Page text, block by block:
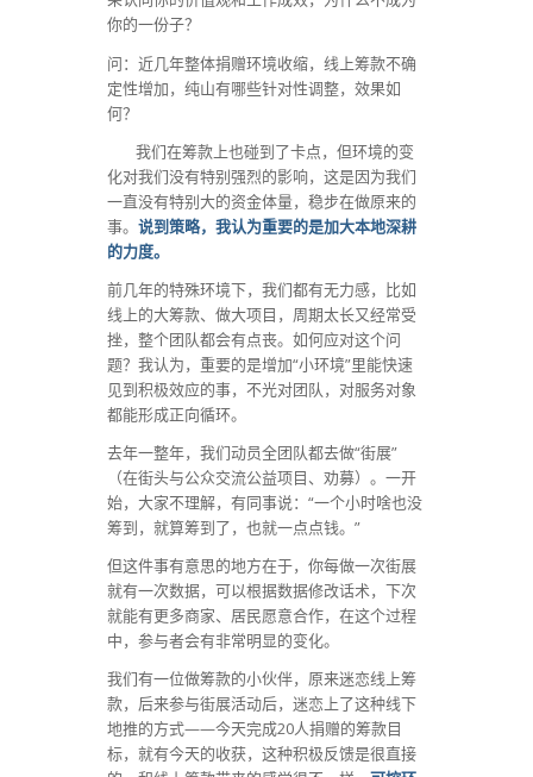
你的一份子？
问：近几年整体捐赠环境收缩，线上筹款不确
定性增加，纯山有哪些针对性调整，效果如
何？
我们在筹款上也碰到了卡点，但环境的变
化对我们没有特别强烈的影响，这是因为我们
一直没有特别大的资金体量，稳步在做原来的
事。 说到策略，我认为重要的是加大本地深耕
的力度。
前几年的特殊环境下，我们都有无力感，比如
线上的大筹款、做大项目，周期太长又经常受
挫，整个团队都会有点丧。如何应对这个问
题？我认为，重要的是增加“小环境”里能快速
见到积极效应的事，不光对团队，对服务对象
都能形成正向循环。
去年一整年，我们动员全团队都去做“街展”
（在街头与公众交流公益项目、劝募）。一开
始，大家不理解，有同事说：“一个小时啥也没
筹到，就算筹到了，也就一点点钱。”
但这件事有意思的地方在于，你每做一次街展
就有一次数据，可以根据数据修改话术，下次
就能有更多商家、居民愿意合作，在这个过程
中，参与者会有非常明显的变化。
我们有一位做筹款的小伙伴，原来迷恋线上筹
款，后来参与街展活动后，迷恋上了这种线下
地推的方式——今天完成20人捐赠的筹款目
标，就有今天的收获，这种积极反馈是很直接